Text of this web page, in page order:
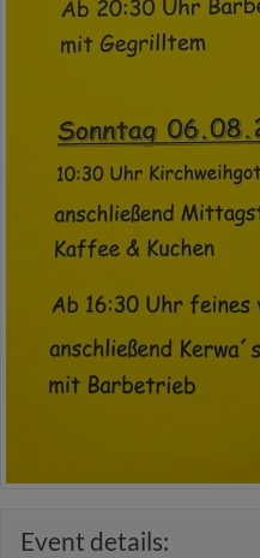
Event details: